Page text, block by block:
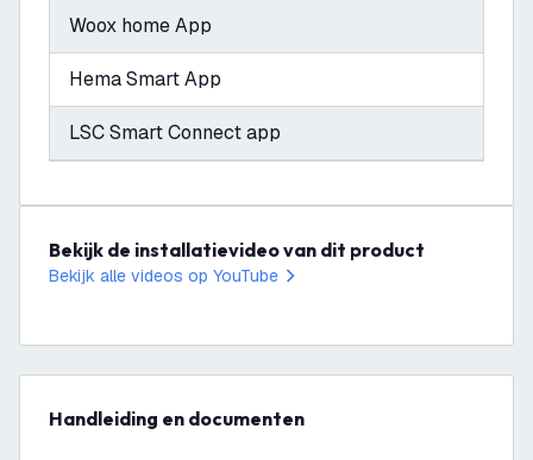
Woox home App
Hema Smart App
LSC Smart Connect app
Bekijk de installatievideo van dit product
Bekijk alle videos op YouTube
Handleiding en documenten